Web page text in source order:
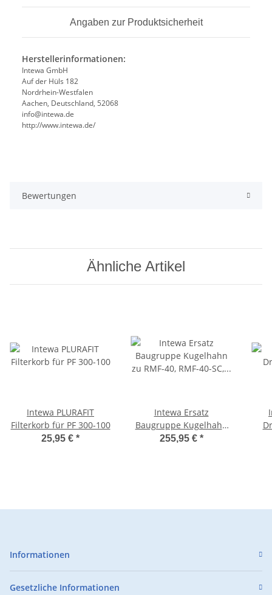
Angaben zur Produktsicherheit
Herstellerinformationen:
Intewa GmbH
Auf der Hüls 182
Nordrhein-Westfalen
Aachen, Deutschland, 52068
info@intewa.de
http://www.intewa.de/
Bewertungen
Ähnliche Artikel
Intewa PLURAFIT
Filterkorb für PF 300-100
25,95 € *
Intewa Ersatz
Baugruppe Kugelhahn
zu RMF-40, RMF-40-SC,
255,95 € *
Informationen
Gesetzliche Informationen